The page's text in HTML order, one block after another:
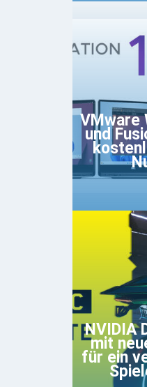
VMware
und
NVIDIA
mit
für ein